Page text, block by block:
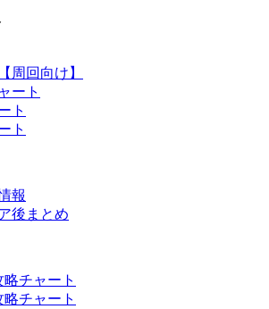
周回向け】
ート
ト
ト
報
後まとめ
チャート
チャート